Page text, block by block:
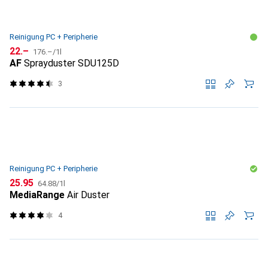
Reinigung PC + Peripherie
CHF
22.– CHF
176.–/1l
AF Sprayduster SDU125D
3
Reinigung PC + Peripherie
CHF
25.95 CHF
64.88/1l
MediaRange Air Duster
4